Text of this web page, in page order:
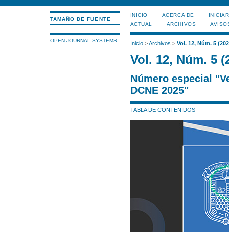
TAMAÑO DE FUENTE
OPEN JOURNAL SYSTEMS
INICIO ACERCA DE
ACTUAL
ARCHIVOS
Inicio>Archivos > Vol. 12, Núm. 5
Vol. 12, Núm. 5
Número especial
DCNE 2025"
TABLA DE CONTENIDOS